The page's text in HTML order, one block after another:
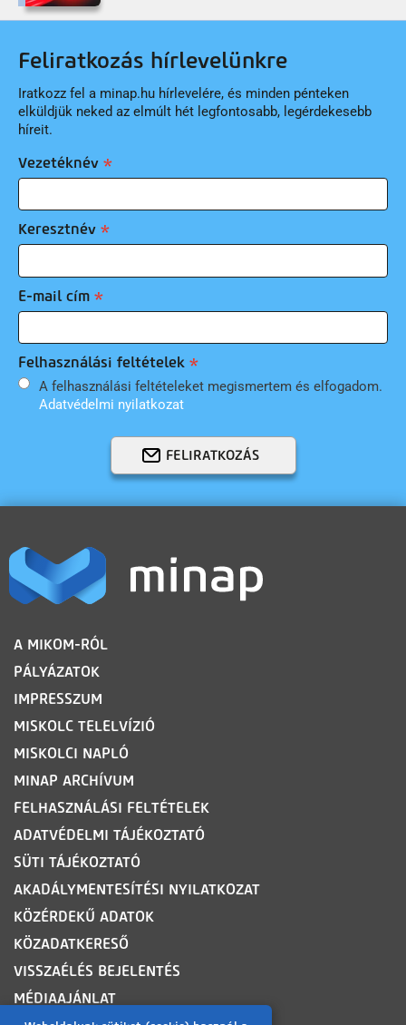
Feliratkozás hírlevelünkre
Iratkozz fel a minap.hu hírlevelére, és minden pénteken
elküldjük neked az elmúlt hét legfontosabb, legérdekesebb
híreit.
Vezetéknév
Keresztnév
E-mail cím
Felhasználási feltételek
A felhasználási feltételeket megismertem és elfogadom.
Adatvédelmi nyilatkozat
FELIRATKOZÁS
LÁBLÉC
A MIKOM-RÓL
PÁLYÁZATOK
IMPRESSZUM
MISKOLC TELELVÍZIÓ
MISKOLCI NAPLÓ
MINAP ARCHÍVUM
FELHASZNÁLÁSI FELTÉTELEK
ADATVÉDELMI TÁJÉKOZTATÓ
SÜTI TÁJÉKOZTATÓ
AKADÁLYMENTESÍTÉSI NYILATKOZAT
KÖZÉRDEKŰ ADATOK
KÖZADATKERESŐ
VISSZAÉLÉS BEJELENTÉS
MÉDIAAJÁNLAT